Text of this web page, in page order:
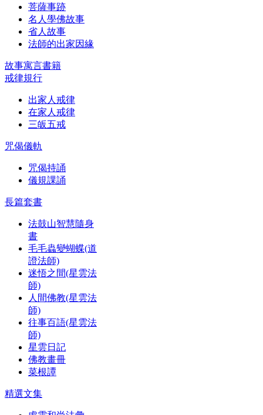
菩薩事跡
名人學佛故事
省人故事
法師的出家因緣
故事寓言書籍
戒律規行
出家人戒律
在家人戒律
三皈五戒
咒偈儀軌
咒偈持誦
儀規課誦
長篇套書
法鼓山智慧隨身
書
毛毛蟲變蝴蝶(道
證法師)
迷悟之間(星雲法
師)
人間佛教(星雲法
師)
往事百語(星雲法
師)
星雲日記
佛教畫冊
菜根譚
精選文集